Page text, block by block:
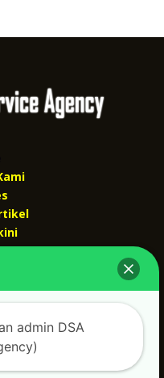
007 Jatinegara,
Pam)
admin DSA